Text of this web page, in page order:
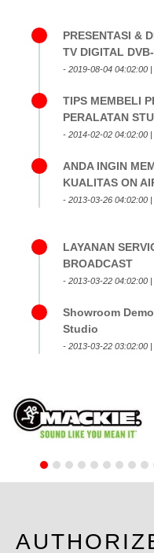
PRESENTASI &
TV DIGITAL
- 2019-08-04 04:02:00
TIPS MEMBELI
PERALATAN
- 2014-02-02 04:02:00
ANDA INGIN
KUALITAS ON
- 2013-03-26 04:02:00
LAYANAN
BROADCAST
- 2013-03-22 04:02:00
Showroom
Studio
- 2013-03-22 03:02:00